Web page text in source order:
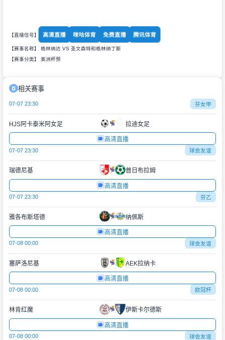
【直播信号】 高清直播 咪咕体育 免费直播 腾讯体育
【赛事名称】 格林纳达 VS 圣文森特和格林纳丁斯
【赛事分类】 美洲杯预
相关赛事
07-07 23:30 芬女甲
HJS阿卡泰米阿女足 拉迪女足
高清直播
07-07 23:30 球会友谊
瑞德尼基 普日布拉姆
高清直播
07-07 23:30 芬乙
雅各布斯塔德 纳佩斯
高清直播
07-08 00:00 球会友谊
塞萨洛尼基 AEK拉纳卡
高清直播
07-08 00:00 欧冠杯
林肯红魔 伊斯卡尔德斯
高清直播
07-08 00:00 球会友谊